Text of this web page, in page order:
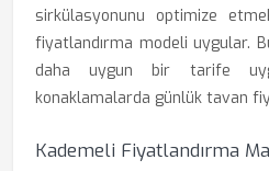
sirkülasyonunu optimize
fiyatlandırma modeli uygular.
daha uygun bir tarife
konaklamalarda günlük tavan
Kademeli Fiyatlandırma